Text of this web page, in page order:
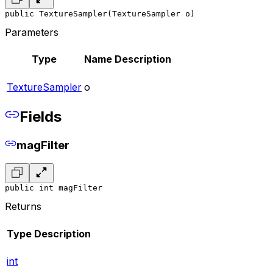
public TextureSampler(TextureSampler o)
Parameters
Type Name Description
TextureSampler o
Fields
magFilter
public int magFilter
Returns
Type Description
int